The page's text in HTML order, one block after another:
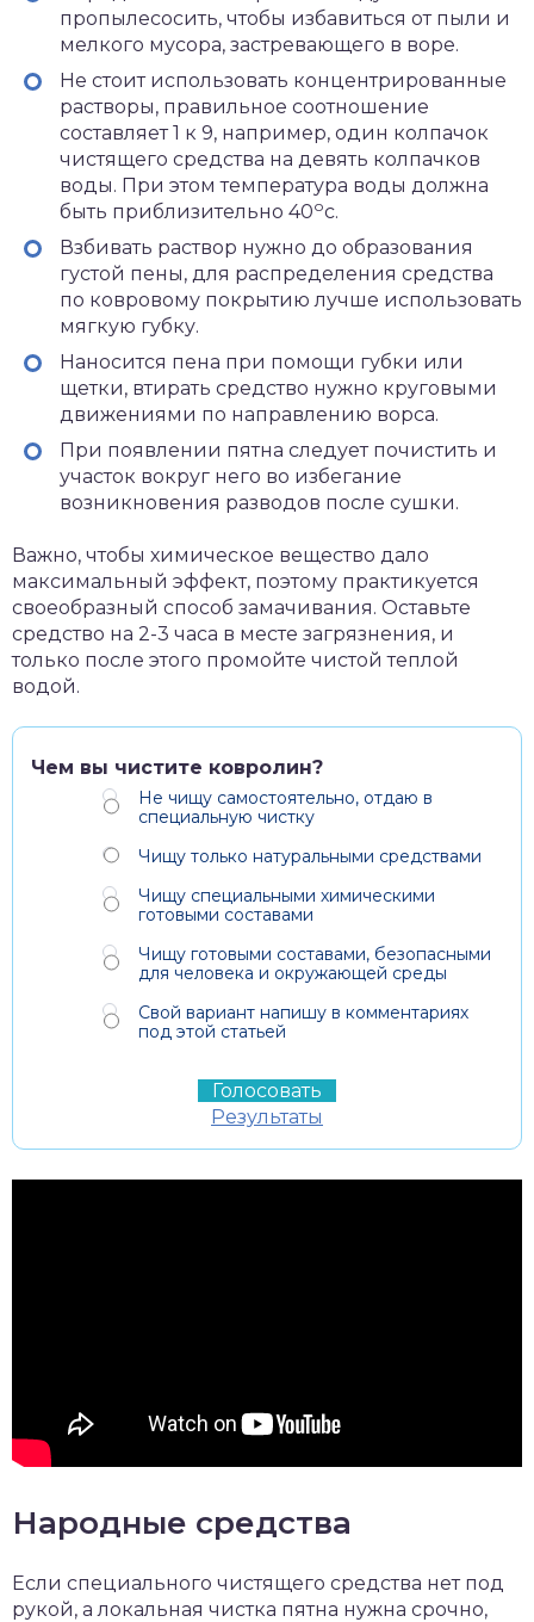
пропылесосить, чтобы избавиться от пыли и
мелкого мусора, застревающего в воре.
Не стоит использовать концентрированные
растворы, правильное соотношение
составляет 1 к 9, например, один колпачок
чистящего средства на девять колпачков
воды. При этом температура воды должна
быть приблизительно 40ос.
Взбивать раствор нужно до образования
густой пены, для распределения средства
по ковровому покрытию лучше использовать
мягкую губку.
Наносится пена при помощи губки или
щетки, втирать средство нужно круговыми
движениями по направлению ворса.
При появлении пятна следует почистить и
участок вокруг него во избегание
возникновения разводов после сушки.
Важно, чтобы химическое вещество дало
максимальный эффект, поэтому практикуется
своеобразный способ замачивания. Оставьте
средство на 2-3 часа в месте загрязнения, и
только после этого промойте чистой теплой
водой.
Чем вы чистите ковролин?
Не чищу самостоятельно, отдаю в
специальную чистку
Чищу только натуральными средствами
Чищу специальными химическими
готовыми составами
Чищу готовыми составами, безопасными
для человека и окружающей среды
Свой вариант напишу в комментариях
под этой статьей
Результаты
Народные средства
Если специального чистящего средства нет под
рукой, а локальная чистка пятна нужна срочно,